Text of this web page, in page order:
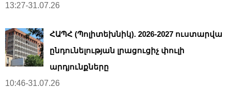
13:27-31.07.26
ՀԱՊՀ (Պոլիտեխնիկ). 2026-2027 ուստարվա
ընդունելության լրացուցիչ փուլի
արդյունքները
10:46-31.07.26